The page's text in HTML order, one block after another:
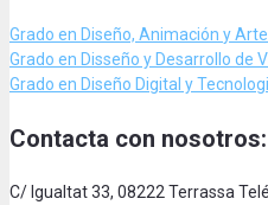
Grado en Diseño, Animación y
Grado en Disseño y Desarrollo de
Grado en Diseño Digital y
Contacta con nosotros:
C/ Igualtat 33, 08222 Terrassa